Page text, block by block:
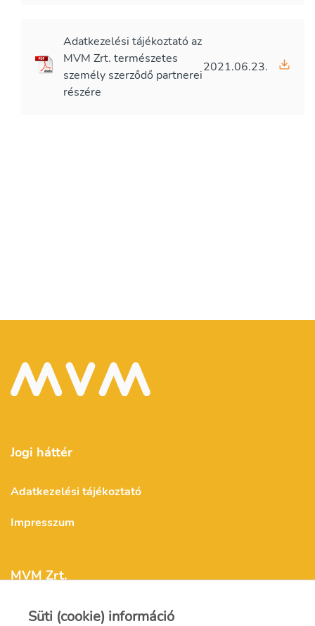
Adatkezelési tájékoztató az
MVM Zrt. természetes
személy szerződő partnerei
részére
2021.06.23.
Jogi háttér
Adatkezelési tájékoztató
Impresszum
MVM Zrt.
Süti (cookie) információ